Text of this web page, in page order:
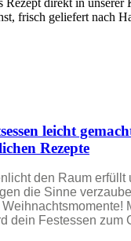
frisch geliefert nach
leicht
Rezepte
den Raum erfüllt
die Sinne
dein Festessen zum